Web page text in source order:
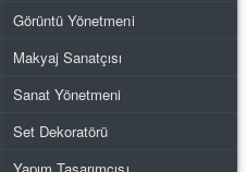
Görüntü Yönetmeni
Makyaj Sanatçısı
Sanat Yönetmeni
Set Dekoratörü